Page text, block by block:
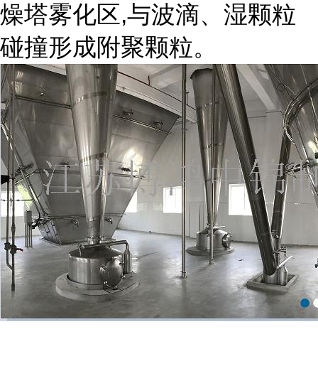
燥塔雾化区,与波滴、湿颗粒
碰撞形成附聚颗粒。